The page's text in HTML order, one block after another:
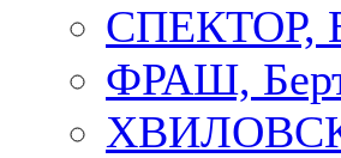
СПЕКТОР,
ФРАШ,